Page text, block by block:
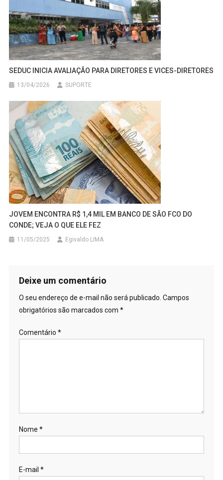
SEDUC INICIA AVALIAÇÃO PARA DIRETORES E VICES-DIRETORES
13/04/2026 SUPORTE
JOVEM ENCONTRA R$ 1,4 MIL EM BANCO DE SÃO FCO DO
CONDE; VEJA O QUE ELE FEZ
11/05/2025 Egivaldo LIMA
Deixe um comentário
O seu endereço de e-mail não será publicado. Campos
obrigatórios são marcados com *
Comentário *
Nome *
E-mail *